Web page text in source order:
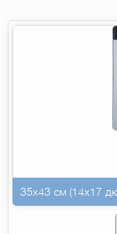
35х43 см (14х17